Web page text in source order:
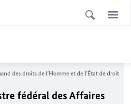
des droits de l’Homme et de l’État de droit
fédéral des Affaires